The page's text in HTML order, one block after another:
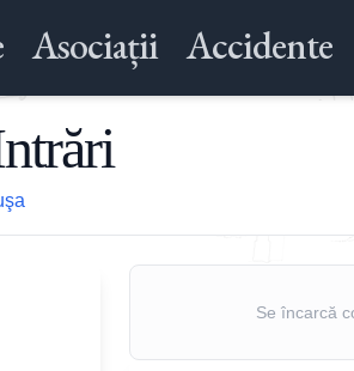
Asociații Accidente
Se încarcă